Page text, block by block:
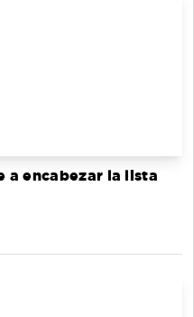
a encabezar la lista